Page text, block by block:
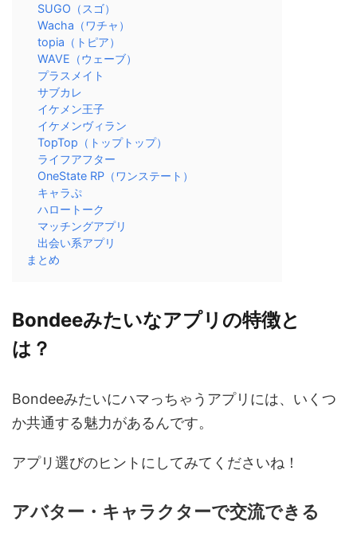
SUGO（スゴ）
Wacha（ワチャ）
topia（トピア）
WAVE（ウェーブ）
プラスメイト
サブカレ
イケメン王子
イケメンヴィラン
TopTop（トップトップ）
ライフアフター
OneState RP（ワンステート）
キャラぷ
ハロートーク
マッチングアプリ
出会い系アプリ
まとめ
Bondeeみたいなアプリの特徴と
は？
Bondeeみたいにハマっちゃうアプリには、いくつ
か共通する魅力があるんです。
アプリ選びのヒントにしてみてくださいね！
アバター・キャラクターで交流できる